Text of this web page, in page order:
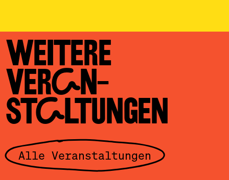
WEITERE
VERAN­
STALTUNGEN
Alle Veranstaltungen